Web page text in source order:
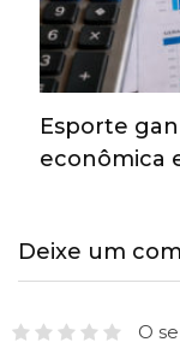
Esporte
econômica e
Deixe um
O